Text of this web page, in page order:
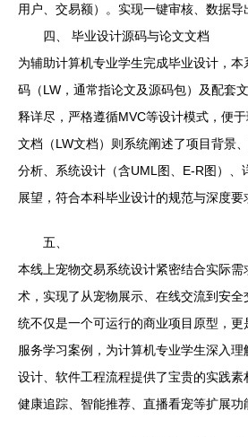
用户、交易额）。实现一键审核、数据导
四、 毕业设计源码与论文文档
为辅助计算机专业学生完成毕业设计，
码（LW，通常指论文及源码包）及配套
释详尽，严格遵循MVC等设计模式，便
文档（LW文档）则系统阐述了项目背景
分析、系统设计（含UML图、E-R图）、
展望，符合本科毕业设计的规范与深度要
五、
本线上宠物交易系统设计紧密结合实际
术，实现了从宠物展示、在线交流到安
统不仅是一个可运行的商业项目原型，
服务学习案例，为计算机专业学生深入
设计、软件工程流程提供了宝贵的实践
健康追踪、智能推荐、直播看宠等扩展功